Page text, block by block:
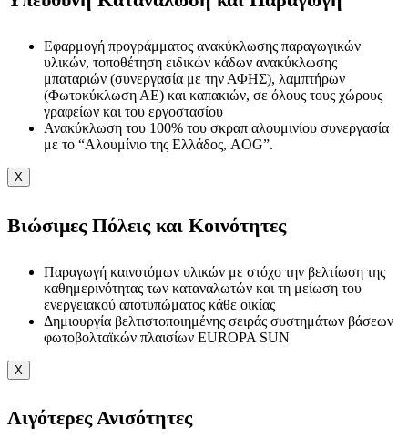
Εφαρμογή προγράμματος ανακύκλωσης παραγωγικών
υλικών, τοποθέτηση ειδικών κάδων ανακύκλωσης
μπαταριών (συνεργασία με την ΑΦΗΣ), λαμπτήρων
(Φωτοκύκλωση ΑΕ) και καπακιών, σε όλους τους χώρους
γραφείων και του εργοστασίου
Ανακύκλωση του 100% του σκραπ αλουμινίου συνεργασία
με το “Αλουμίνιο της Ελλάδος, AOG”.
X
Βιώσιμες Πόλεις και Κοινότητες
Παραγωγή καινοτόμων υλικών με στόχο την βελτίωση της
καθημερινότητας των καταναλωτών και τη μείωση του
ενεργειακού αποτυπώματος κάθε οικίας
Δημιουργία βελτιστοποιημένης σειράς συστημάτων βάσεων
φωτοβολταϊκών πλαισίων EUROPA SUN
X
Λιγότερες Ανισότητες